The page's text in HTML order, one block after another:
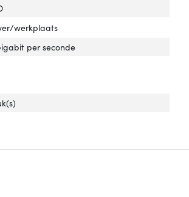
'Soort'
uitleg over 'Soort'
'Component voor'
uitleg over 'Component voor'
werkplaats
per seconde